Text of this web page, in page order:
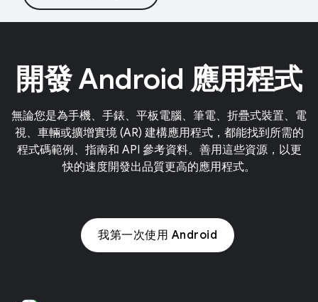
開發 Android 應用程式
無論您是為手機、手錶、平板電腦、筆電、折疊式裝置、電
視、車輛或擴增實境 (AR) 建構應用程式，都能找到所需的
程式碼範例、指南和 API 參考資料。善用這些資源，以更
快的速度開發出品質更高的應用程式。
我第一次使用 Android